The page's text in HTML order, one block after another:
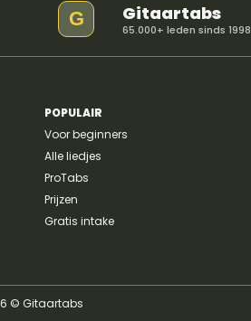
G Gitaartabs
65.000+ leden sinds 1998
POPULAIR
Voor beginners
Alle liedjes
ProTabs
Prijzen
Gratis intake
© Gitaartabs